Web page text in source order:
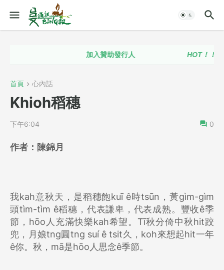
加入贊助發行人 HOT！！ 台語政
首頁 心內話
Khioh稻穗
下午6:04 0
作者： 陳錦月
我kah意秋天，是稻穗飽kuī ê時tsūn，黃gìm-gìm
頭tìm-tìm ê稻穗，代表謙卑，代表成熟。豐收ê季
節，hōo人充滿快樂kah希望。Tī秋分倚中秋hit跤
兜，月娘tng圓tng suí ê tsit久，koh來想起hit一年
ê你。秋，mā是hōo人思念ê季節。